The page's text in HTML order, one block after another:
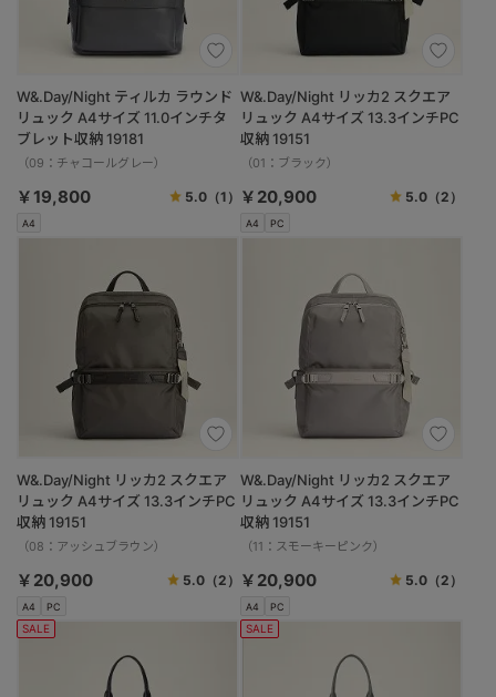
A4
W&.Day/Night ティルカ ラウンド
リュック A4サイズ 11.0インチタ
ブレット収納 19181
（09：チャコールグレー）
￥19,800 5.0（1）
A4 PC
W&.Day/Night リッカ2 スクエア
リュック A4サイズ 13.3インチPC
収納 19151
（01：ブラック）
￥20,900 5.0 （2）
A4 PC
W&.Day/Night リッカ2 スクエア
リュック A4サイズ 13.3インチPC
収納 19151
（08：アッシュブラウン）
￥20,900 5.0（2）
A4 PC
W&.Day/Night リッカ2 スクエア
リュック A4サイズ 13.3インチPC
収納 19151
（11：スモーキーピンク）
￥20,900 5.0 （2）
SALE SALE